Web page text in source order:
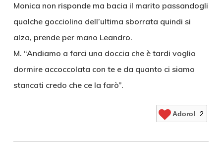
Monica non risponde ma bacia il marito passandogli
qualche gocciolina dell’ultima sborrata quindi si
alza, prende per mano Leandro.
M. “Andiamo a farci una doccia che è tardi voglio
dormire accoccolata con te e da quanto ci siamo
stancati credo che ce la farò”.
Adoro! 2